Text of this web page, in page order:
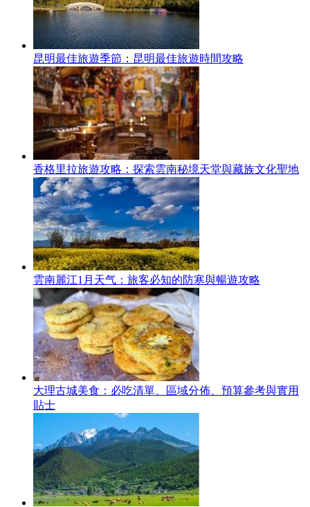
昆明最佳旅遊季節：昆明最佳旅遊時間攻略
香格里拉旅遊攻略：探索雲南秘境天堂與藏族文化聖地
雲南麗江1月天气：旅客必知的防寒與暢遊攻略
大理古城美食：必吃清單、區域分佈、預算參考與實用
貼士